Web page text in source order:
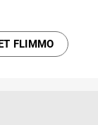
FLIMMO